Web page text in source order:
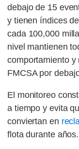
debajo de 15
y tienen índices
cada 100,000
nivel mantienen
comportamiento y
FMCSA por
El monitoreo
a tiempo y evita
conviertan en
flota durante años.